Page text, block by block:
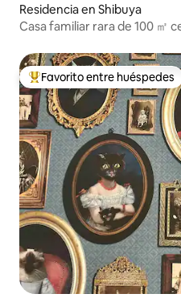
Residencia en Shibuya
Casa familiar rara de 100 ㎡
De los mejores en Favorito
Favorito entre huéspedes